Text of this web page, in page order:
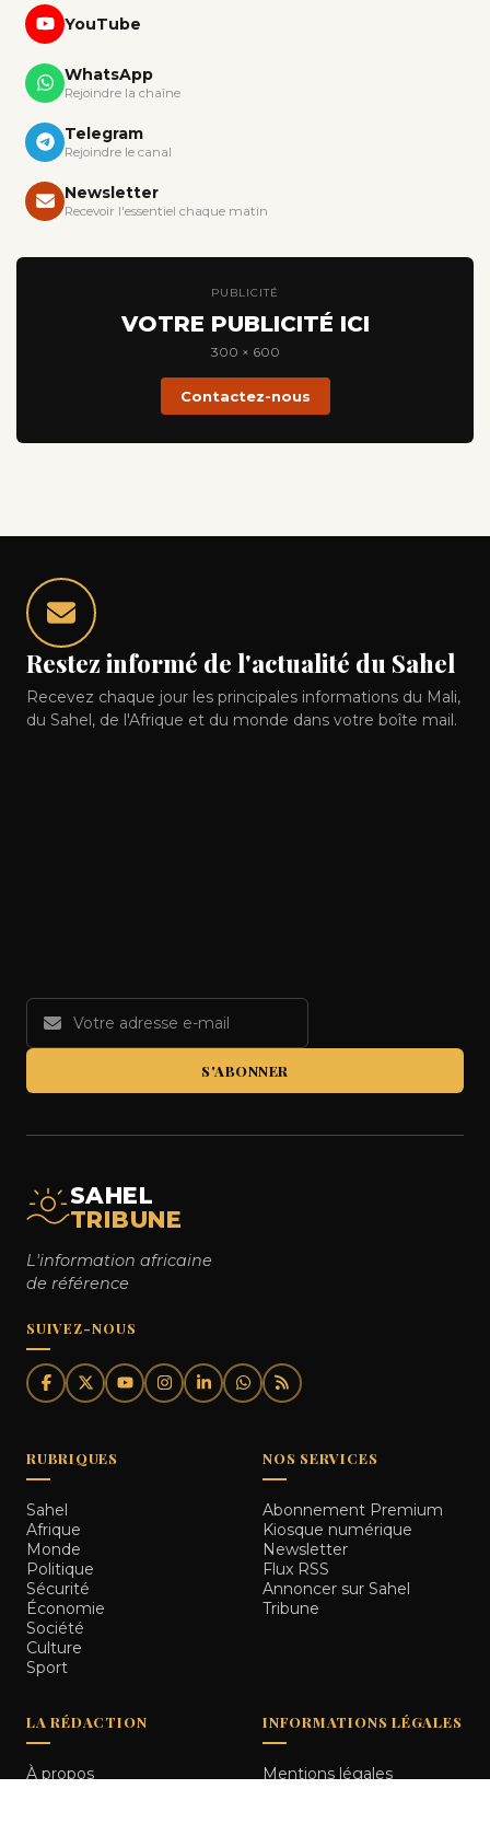
YouTube
WhatsApp
Rejoindre la chaîne
Telegram
Rejoindre le canal
Newsletter
Recevoir l'essentiel chaque matin
PUBLICITÉ
VOTRE PUBLICITÉ ICI
300 × 600
Contactez-nous
Restez informé de l'actualité du Sahel
Recevez chaque jour les principales informations du Mali,
du Sahel, de l'Afrique et du monde dans votre boîte mail.
S'ABONNER
SAHEL
TRIBUNE
L'information africaine
de référence
SUIVEZ-NOUS
RUBRIQUES
Sahel
Afrique
Monde
Politique
Sécurité
Économie
Société
Culture
Sport
NOS SERVICES
Abonnement Premium
Kiosque numérique
Newsletter
Flux RSS
Annoncer sur Sahel
Tribune
LA RÉDACTION
À propos
INFORMATIONS LÉGALES
Mentions légales